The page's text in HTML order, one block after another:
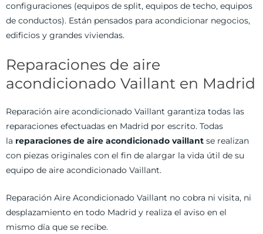
configuraciones (equipos de split, equipos de techo, equipos
de conductos). Están pensados para acondicionar negocios,
edificios y grandes viviendas.
Reparaciones de aire
acondicionado Vaillant en Madrid
Reparación aire acondicionado Vaillant garantiza todas las
reparaciones efectuadas en Madrid por escrito. Todas
la reparaciones de aire acondicionado vaillant se realizan
con piezas originales con el fin de alargar la vida útil de su
equipo de aire acondicionado Vaillant.
Reparación Aire Acondicionado Vaillant no cobra ni visita, ni
desplazamiento en todo Madrid y realiza el aviso en el
mismo día que se recibe.